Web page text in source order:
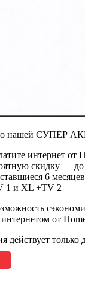
о нашей СУПЕР
интернет от
скидку —
6
1 и XL +TV 2
от
действует только